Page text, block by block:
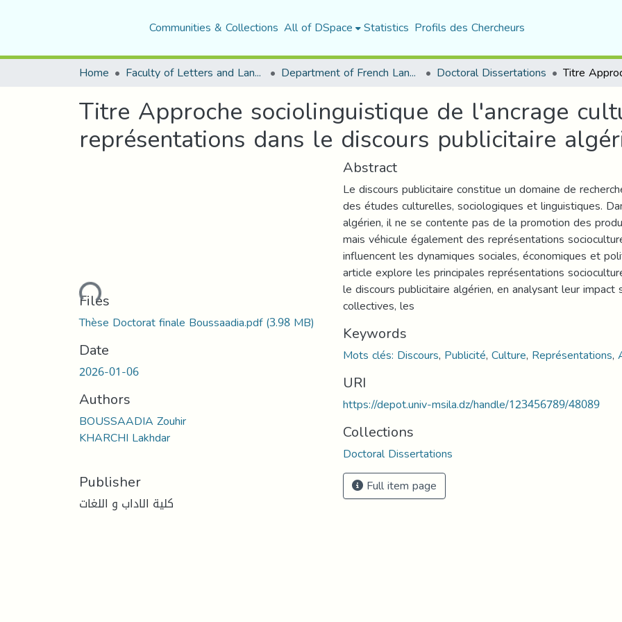
Communities & Collections All of DSpace Statistics Profils des Chercheurs
Home Faculty of Letters and Languages Department of French Language and Literature Doctoral Dissertations
Titre Approche sociolinguistique de l'ancrage
représentations dans le discours publicitaire
Loading...
Files
Thèse Doctorat finale Boussaadia.pdf(3.98 MB)
Date
2026-01-06
Authors
BOUSSAADIA Zouhir
KHARCHI Lakhdar
Publisher
كلية الاداب و اللغات
Abstract
Le discours publicitaire constitue un domaine de
des études culturelles, sociologiques et linguistiques.
algérien, il ne se contente pas de la promotion des
mais véhicule également des représentations
influencent les dynamiques sociales, économiques et
article explore les principales représentations
le discours publicitaire algérien, en analysant leur
collectives, les
Keywords
Mots clés: Discours, Publicité,Culture, Représentations,
URI
https://depot.univ-msila.dz/handle/123456789/48089
Collections
Doctoral Dissertations
Full item page